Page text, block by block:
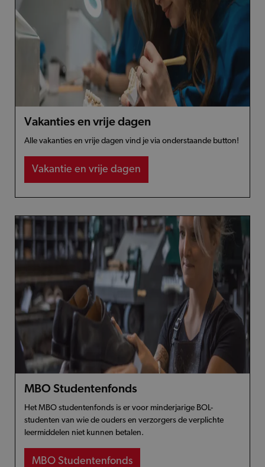
Vakanties en vrije dagen
Alle vakanties en vrije dagen vind je via onderstaande button!
Vakantie en vrije dagen
MBO Studentenfonds
Het MBO studentenfonds is er voor minderjarige BOL-
studenten van wie de ouders en verzorgers de verplichte
leermiddelen niet kunnen betalen.
MBO Studentenfonds